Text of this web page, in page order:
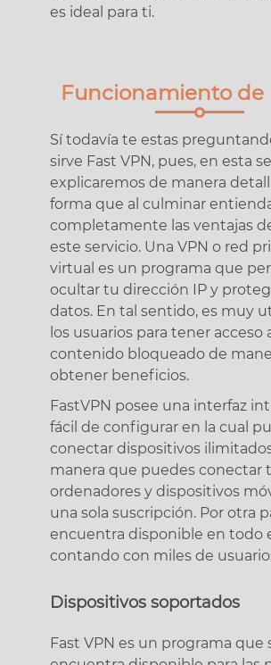
es ideal para ti.
Funcionamiento de
Sí todavía te estas
sirve Fast VPN, pues, en esta
explicaremos de manera
forma que al culminar
completamente las ventajas
este servicio. Una VPN o red
virtual es un programa que
ocultar tu dirección IP y
datos. En tal sentido, es muy
los usuarios para tener acceso
contenido bloqueado de
obtener beneficios.
FastVPN posee una interfaz
fácil de configurar en la cual
conectar dispositivos
manera que puedes conectar
ordenadores y dispositivos
una sola suscripción. Por otra
encuentra disponible en todo
contando con miles de
Dispositivos soportados
Fast VPN es un programa que